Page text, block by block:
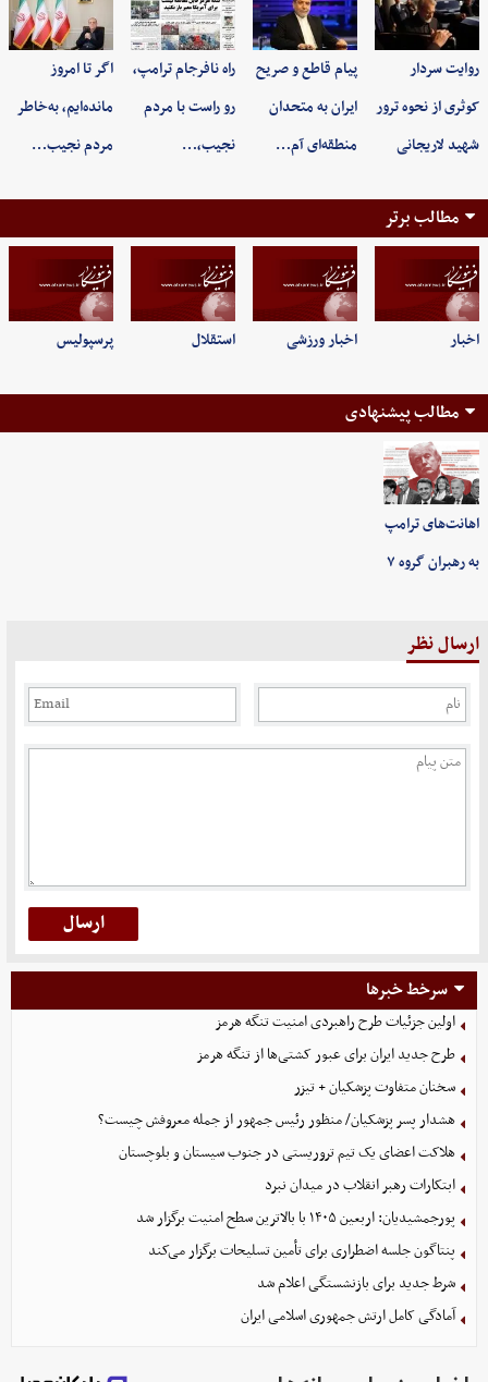
روایت سردار
کوثری از نحوه ترور
شهید لاریجانی
پیام قاطع و صریح
ایران به متحدان
منطقه‌ای آم…
راه نافرجام ترامپ،
رو راست با مردم
نجیب،…
اگر تا امروز
مانده‌ایم، به‌خاطر
مردم نجیب…
مطالب برتر
اخبار اخبار ورزشی استقلال پرسپولیس
مطالب پیشنهادی
اهانت‌های ترامپ
به رهبران گروه ۷
ارسال نظر
سرخط خبرها
اولین جزئیات طرح راهبردی امنیت تنگه هرمز
طرح جدید ایران برای عبور کشتی‌ها از تنگه هرمز
سخنان متفاوت پزشکیان + تیزر
هشدار پسر پزشکیان/ منظور رئیس جمهور از جمله معروفش چیست؟
هلاکت اعضای یک تیم تروریستی در جنوب سیستان و بلوچستان
ابتکارات رهبر انقلاب در میدان نبرد
پورجمشیدیان: اربعین ۱۴۰۵ با بالاترین سطح امنیت برگزار شد
پنتاگون جلسه اضطراری برای تأمین تسلیحات برگزار می‌کند
شرط جدید برای بازنشستگی اعلام شد
آمادگی کامل ارتش جمهوری اسلامی ایران